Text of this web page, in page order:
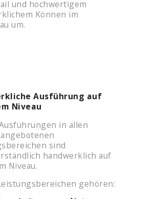
und hochwertigem
Können im
um.
Ausführung auf
Niveau
in allen
sind
handwerklich auf
Niveau.
gehören: